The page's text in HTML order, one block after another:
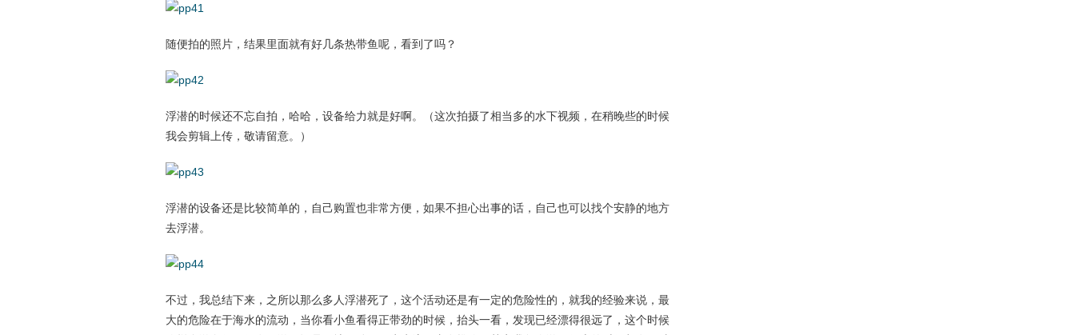
随便拍的照片，结果里面就有好几条热带鱼呢，看到了吗？
浮潜的时候还不忘自拍，哈哈，设备给力就是好啊。（这次拍摄了相当多的水下视频，在稍晚些的时候
我会剪辑上传，敬请留意。）
浮潜的设备还是比较简单的，自己购置也非常方便，如果不担心出事的话，自己也可以找个安静的地方
去浮潜。
不过，我总结下来，之所以那么多人浮潜死了，这个活动还是有一定的危险性的，就我的经验来说，最
大的危险在于海水的流动，当你看小鱼看得正带劲的时候，抬头一看，发现已经漂得很远了，这个时候